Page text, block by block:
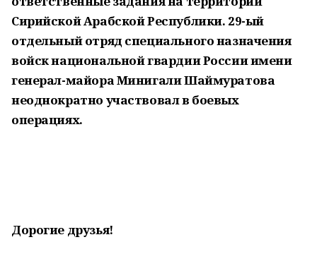
Сирийской Арабской Республики. 29-ый
отдельный отряд специального назначения
войск национальной гвардии России имени
генерал-майора Минигали Шаймуратова
неоднократно участвовал в боевых
операциях.
Дорогие друзья!